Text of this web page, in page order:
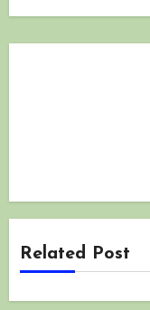
Related Post